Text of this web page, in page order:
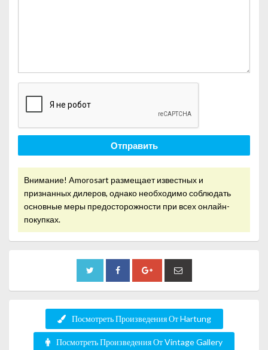
Отправить
Внимание! Amorosart размещает известных и
признанных дилеров, однако необходимо соблюдать
основные меры предосторожности при всех онлайн-
покупках.
Посмотреть Произведения От Hartung
Посмотреть Произведения От Vintage Gallery